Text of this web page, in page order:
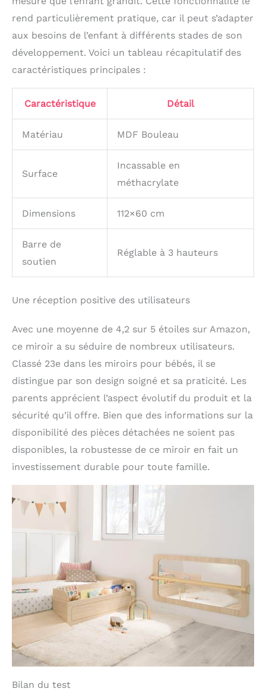
transformer le miroir,
en miroir mural vertical,
look avant de partir à l
´école.
connu pour sa dureté et
sa résistance. Idéal pour
les meubles pour
confortable et durable
pour un usage
quotidien.
FINITION
BOULEAU & PIN
arrondies, présente une
élégante finition en
fabriquée en pin naturel
rendu chaleureux,
authentique et 100 %
naturel.
MONTAGE
FACILE: Il suffira de
monter les triangles et
la barre au cadre. Puis
de fixer le miroir au
mur. Visserie fournie
avec.
rend particulièrement pratique, car il peut s’adapter
aux besoins de l’enfant à différents stades de son
développement. Voici un tableau récapitulatif des
caractéristiques principales :
Caractéristique Détail
Matériau MDF Bouleau
Surface
Incassable en
méthacrylate
Dimensions 112×60 cm
Barre de
soutien
Réglable à 3 hauteurs
Une réception positive des utilisateurs
Avec une moyenne de 4,2 sur 5 étoiles sur Amazon,
ce miroir a su séduire de nombreux utilisateurs.
Classé 23e dans les miroirs pour bébés, il se
distingue par son design soigné et sa praticité. Les
parents apprécient l’aspect évolutif du produit et la
sécurité qu’il offre. Bien que des informations sur la
disponibilité des pièces détachées ne soient pas
disponibles, la robustesse de ce miroir en fait un
investissement durable pour toute famille.
Bilan du test